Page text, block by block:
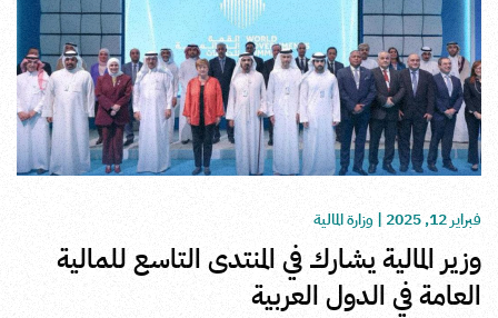
فبراير 12, 2025 |وزارة المالية
وزير المالية يشارك في المنتدى التاسع للمالية
العامة في الدول العربية